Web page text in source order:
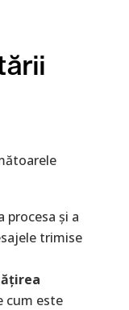
procesa și a
trimise
cum este